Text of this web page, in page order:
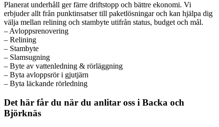
Planerat underhåll ger färre driftstopp och bättre ekonomi. Vi
erbjuder allt från punktinsatser till paketlösningar och kan hjälpa dig
välja mellan relining och stambyte utifrån status, budget och mål.
– Avloppsrenovering
– Relining
– Stambyte
– Slamsugning
– Byte av vattenledning & rörläggning
– Byta avloppsrör i gjutjärn
– Byta läckande rörledning
Det här får du när du anlitar oss i Backa och
Björknäs